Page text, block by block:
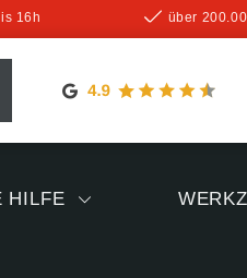
16h über
HILFE